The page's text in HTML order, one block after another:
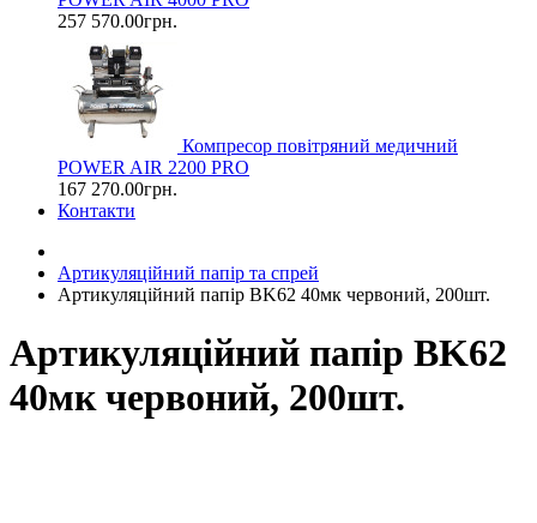
257 570.00грн.
Компресор повітряний медичний
POWER AIR 2200 PRO
167 270.00грн.
Контакти
Артикуляційний папір та спрей
Артикуляційний папір BK62 40мк червоний, 200шт.
Артикуляційний папір BK62
40мк червоний, 200шт.